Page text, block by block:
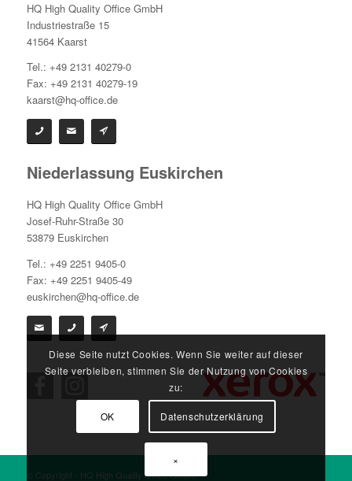
HQ High Quality Office GmbH
Industriestraße 15
41564 Kaarst
Tel.: +49 2131 40279-0
Fax: +49 2131 40279-19
kaarst@hq-office.de
Niederlassung Euskirchen
HQ High Quality Office GmbH
Josef-Ruhr-Straße 30
53879 Euskirchen
Tel.: +49 2251 9405-0
Fax: +49 2251 9405-49
euskirchen@hq-office.de
© Copyright - HQ High Quality Office GmbH
Diese Seite nutzt Cookies. Wenn Sie weiter auf dieser
Seite verbleiben, stimmen Sie der Nutzung von Cookies
zu:
OK Datenschutzerklärung
×